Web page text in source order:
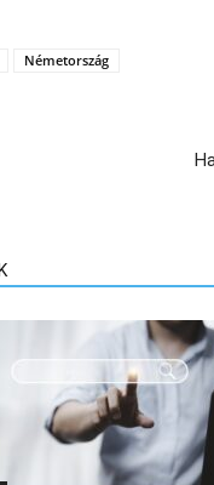
Németország